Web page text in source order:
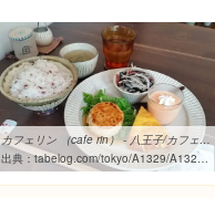
カフェリン （cafe rin） - 八王子/カフェ [食べログ]
出典：tabelog.com/tokyo/A1329/A132904/13129914